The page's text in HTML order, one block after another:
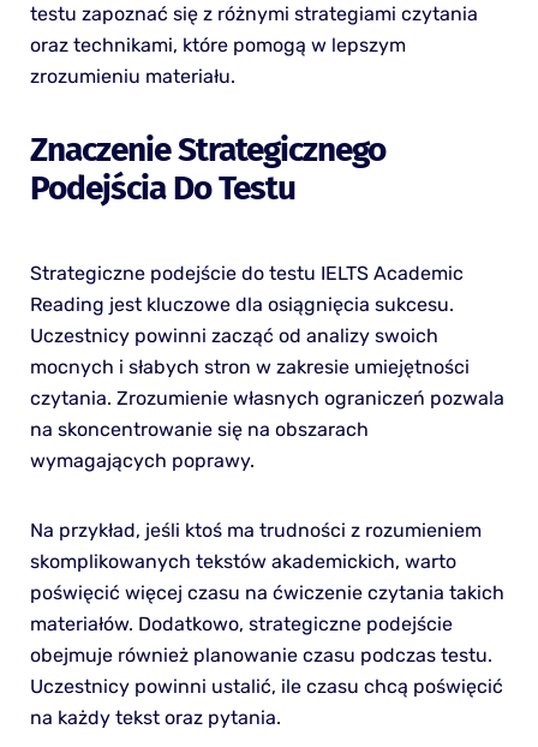
testu zapoznać się z różnymi strategiami czytania
oraz technikami, które pomogą w lepszym
zrozumieniu materiału.
Znaczenie Strategicznego
Podejścia Do Testu
Strategiczne podejście do testu IELTS Academic
Reading jest kluczowe dla osiągnięcia sukcesu.
Uczestnicy powinni zacząć od analizy swoich
mocnych i słabych stron w zakresie umiejętności
czytania. Zrozumienie własnych ograniczeń pozwala
na skoncentrowanie się na obszarach
wymagających poprawy.
Na przykład, jeśli ktoś ma trudności z rozumieniem
skomplikowanych tekstów akademickich, warto
poświęcić więcej czasu na ćwiczenie czytania takich
materiałów. Dodatkowo, strategiczne podejście
obejmuje również planowanie czasu podczas testu.
Uczestnicy powinni ustalić, ile czasu chcą poświęcić
na każdy tekst oraz pytania.